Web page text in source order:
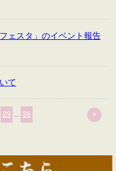
ェスタ」のイベント報告
て
29 ... 36 >